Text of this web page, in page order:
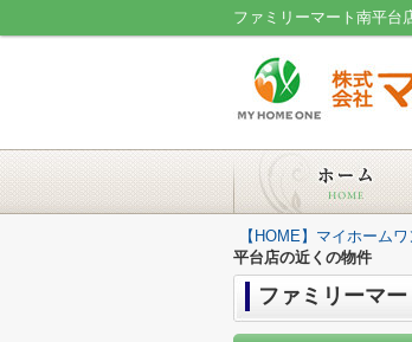
ファミリーマート南平台
【HOME】マイホームワ
平台店の近くの物件
ファミリーマ